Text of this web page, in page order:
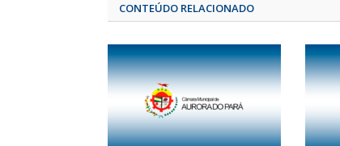
CONTEÚDO RELACIONADO